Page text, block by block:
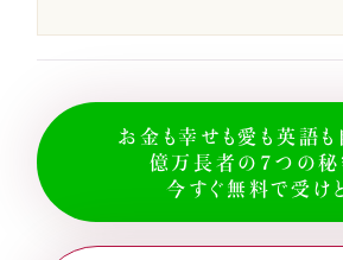
お金も幸せも愛も英語も
億万長者の７つの秘
今すぐ無料で受け